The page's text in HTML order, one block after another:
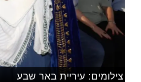
צילומים: עיריית באר שבע